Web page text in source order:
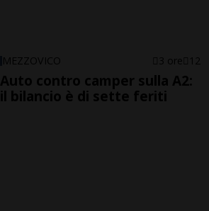
MEZZOVICO 3 ore 12
Auto contro camper sulla A2:
il bilancio è di sette feriti